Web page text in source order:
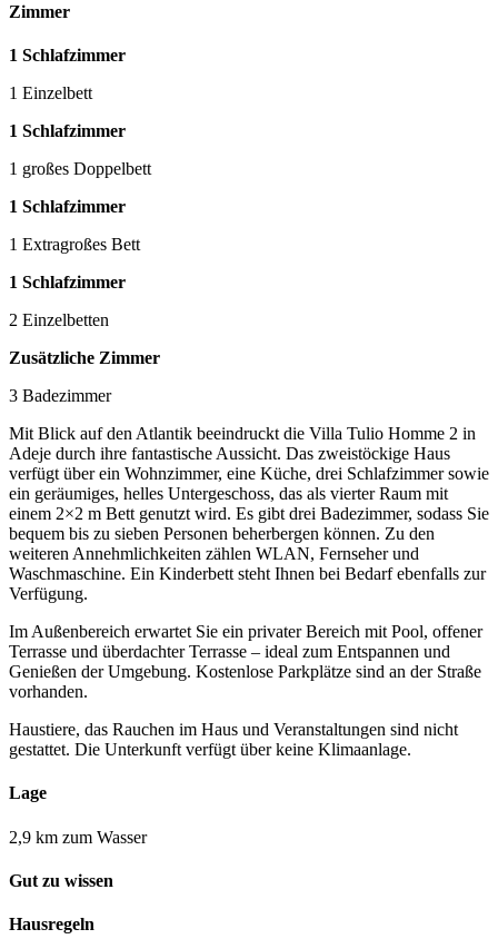
Zimmer
1 Schlafzimmer
1 Einzelbett
1 Schlafzimmer
1 großes Doppelbett
1 Schlafzimmer
1 Extragroßes Bett
1 Schlafzimmer
2 Einzelbetten
Zusätzliche Zimmer
3 Badezimmer
Mit Blick auf den Atlantik beeindruckt die Villa Tulio Homme 2 in
Adeje durch ihre fantastische Aussicht. Das zweistöckige Haus
verfügt über ein Wohnzimmer, eine Küche, drei Schlafzimmer sowie
ein geräumiges, helles Untergeschoss, das als vierter Raum mit
einem 2×2 m Bett genutzt wird. Es gibt drei Badezimmer, sodass Sie
bequem bis zu sieben Personen beherbergen können. Zu den
weiteren Annehmlichkeiten zählen WLAN, Fernseher und
Waschmaschine. Ein Kinderbett steht Ihnen bei Bedarf ebenfalls zur
Verfügung.
Im Außenbereich erwartet Sie ein privater Bereich mit Pool, offener
Terrasse und überdachter Terrasse – ideal zum Entspannen und
Genießen der Umgebung. Kostenlose Parkplätze sind an der Straße
vorhanden.
Haustiere, das Rauchen im Haus und Veranstaltungen sind nicht
gestattet. Die Unterkunft verfügt über keine Klimaanlage.
Lage
2,9 km zum Wasser
Gut zu wissen
Hausregeln